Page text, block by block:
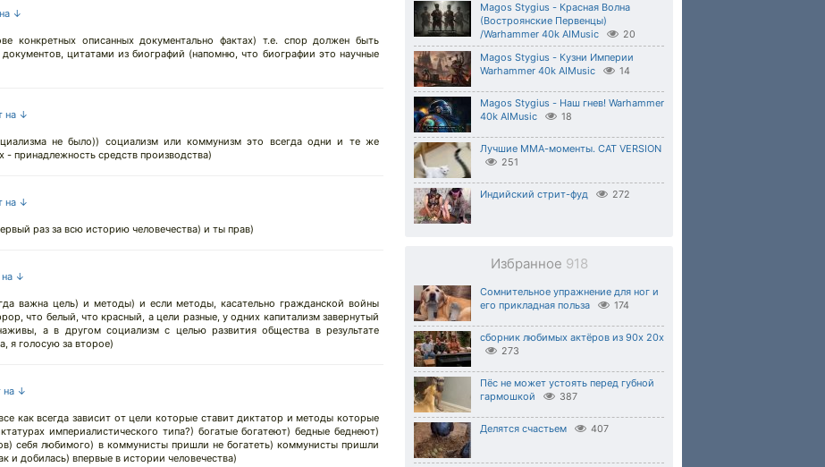
↓
конкретных описанных документально фактах) т.е. спор должен быть
цитатами из биографий (напомню, что биографии это научные
на ↓
не было)) социализм или коммунизм это всегда одни и те же
принадлежность средств производства)
на ↓
раз за всю историю человечества) и ты прав)
на ↓
важна цель) и методы) и если методы, касательно гражданской войны
что белый, что красный, а цели разные, у одних капитализм завернутый
а в другом социализм с целью развития общества в результате
я голосую за второе)
на ↓
как всегда зависит от цели которые ставит диктатор и методы которые
империалистического типа?) богатые богатеют) бедные беднеют)
себя любимого) в коммунисты пришли не богатеть) коммунисты пришли
и добилась) впервые в истории человечества)
Magos Stygius - Красная Волна
(Востроянские Первенцы)
/Warhammer 40k AIMusic
20
Magos Stygius - Кузни Империи
Warhammer 40k AIMusic
14
Magos Stygius - Наш гнев! Warhammer
40k AIMusic
18
Лучшие ММА-моменты. CAT VERSION
251
Индийский стрит-фуд 272
Избранное 918
Сомнительное упражнение для ног и
его прикладная польза
174
сборник любимых актёров из 90х 20х
273
Пёс не может устоять перед губной
гармошкой
387
Делятся счастьем 407